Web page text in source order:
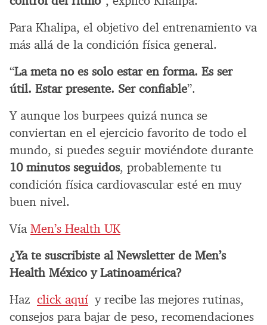
Para Khalipa, el objetivo del entrenamiento va
más allá de la condición física general.
“La meta no es solo estar en forma. Es ser
útil. Estar presente. Ser confiable”.
Y aunque los burpees quizá nunca se
conviertan en el ejercicio favorito de todo el
mundo, si puedes seguir moviéndote durante
10 minutos seguidos, probablemente tu
condición física cardiovascular esté en muy
buen nivel.
Vía Men’s Health UK
¿Ya te suscribiste al Newsletter de Men’s
Health México y Latinoamérica?
Haz click aquí y recibe las mejores rutinas,
consejos para bajar de peso, recomendaciones